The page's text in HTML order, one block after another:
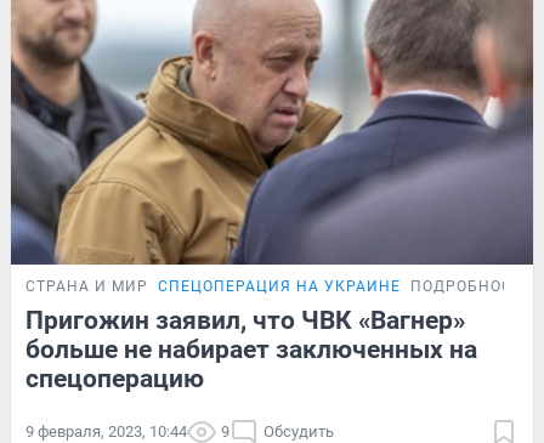
СТРАНА И МИР СПЕЦОПЕРАЦИЯ НА УКРАИНЕ ПОДРОБНОСТИ
Пригожин заявил, что ЧВК «Вагнер»
больше не набирает заключенных на
спецоперацию
9 февраля, 2023, 10:44 9 Обсудить